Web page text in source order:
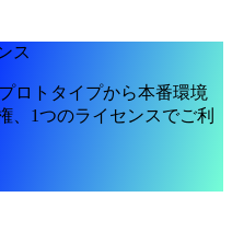
ス
ロトタイプから本番環境
、1つのライセンスでご利